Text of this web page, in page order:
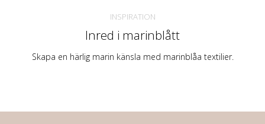
INSPIRATION
Inred i marinblått
Skapa en härlig marin känsla med marinblåa textilier.